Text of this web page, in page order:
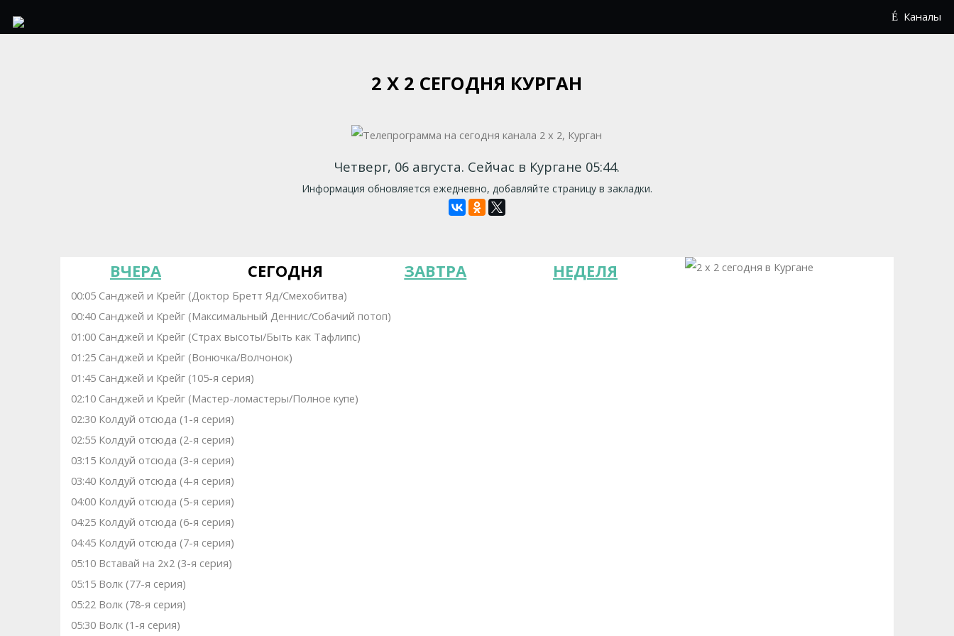
Каналы
2 Х 2 СЕГОДНЯ КУРГАН
Четверг, 06 августа. Сейчас в Кургане 05:44.
Информация обновляется ежедневно, добавляйте страницу в закладки.
ВЧЕРА СЕГОДНЯ ЗАВТРА НЕДЕЛЯ
00:05 Санджей и Крейг (Доктор Бретт Яд/Смехобитва)
00:40 Санджей и Крейг (Максимальный Деннис/Собачий потоп)
01:00 Санджей и Крейг (Страх высоты/Быть как Тафлипс)
01:25 Санджей и Крейг (Вонючка/Волчонок)
01:45 Санджей и Крейг (105-я серия)
02:10 Санджей и Крейг (Мастер-ломастеры/Полное купе)
02:30 Колдуй отсюда (1-я серия)
02:55 Колдуй отсюда (2-я серия)
03:15 Колдуй отсюда (3-я серия)
03:40 Колдуй отсюда (4-я серия)
04:00 Колдуй отсюда (5-я серия)
04:25 Колдуй отсюда (6-я серия)
04:45 Колдуй отсюда (7-я серия)
05:10 Вставай на 2х2 (3-я серия)
05:15 Волк (77-я серия)
05:22 Волк (78-я серия)
05:30 Волк (1-я серия)